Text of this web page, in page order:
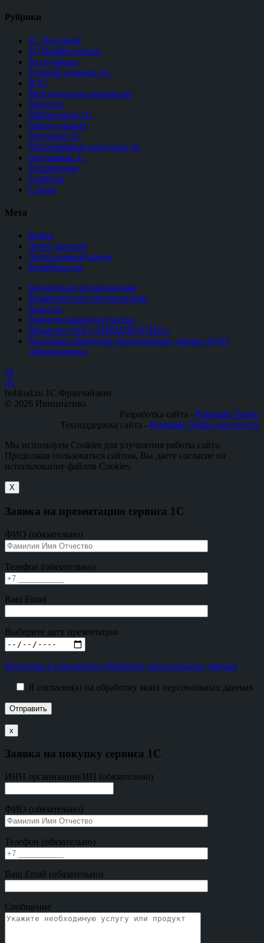
Рубрики
1С Лекторий
1С:Профессионал
Без рубрики
Единый семинар 1С
ИТС
Методические материалы
Новости
Обновления 1С
Оборудование
Обучение 1С
Программные продукты 1С
программы 1с
Расширения
Сервисы
Статьи
Мета
Войти
Лента записей
Лента комментариев
WordPress.org
Бюджетным организациям
Коммерческим организациям
Новости
Новости законодательства
Вакансии ООО «ИНИЦИАТИВА»
Политика обработки персональных данных ООО
«Инициатива»
vk
ok
buhkod.ru 1C:Франчайзинг
© 2026 Инициатива
Разработка сайта - Pragmatic Studio
Техподдержка сайта - Pragmatic Studio care service
Мы используем Cookies для улучшения работы сайта.
Продолжая пользоваться сайтом, Вы даете согласие на
использование файлов Cookies.
X
Заявка на презентацию сервиса 1С
ФИО (обязательно)
Телефон (обязательно)
Ваш Email
Выберите дату презентации
Политика в отношении обработки персональных данных
Я согласен(а) на обработку моих персональных данных
х
Заявка на покупку сервиса 1С
ИНН организации/ИП (обязательно)
ФИО (обязательно)
Телефон (обязательно)
Ваш Email (обязательно)
Сообщение